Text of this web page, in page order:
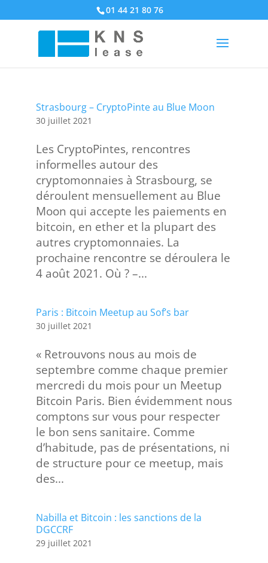
01 44 21 80 76
Strasbourg – CryptoPinte au Blue Moon
30 juillet 2021
Les CryptoPintes, rencontres
informelles autour des
cryptomonnaies à Strasbourg, se
déroulent mensuellement au Blue
Moon qui accepte les paiements en
bitcoin, en ether et la plupart des
autres cryptomonnaies. La
prochaine rencontre se déroulera le
4 août 2021. Où ? –...
Paris : Bitcoin Meetup au Sof’s bar
30 juillet 2021
« Retrouvons nous au mois de
septembre comme chaque premier
mercredi du mois pour un Meetup
Bitcoin Paris. Bien évidemment nous
comptons sur vous pour respecter
le bon sens sanitaire. Comme
d’habitude, pas de présentations, ni
de structure pour ce meetup, mais
des...
Nabilla et Bitcoin : les sanctions de la
DGCCRF
29 juillet 2021